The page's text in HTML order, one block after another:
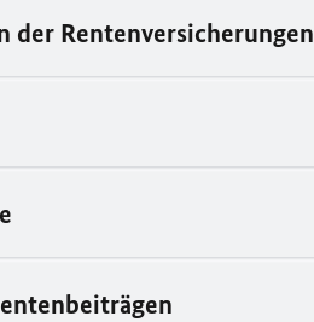
Rentenversicherungen